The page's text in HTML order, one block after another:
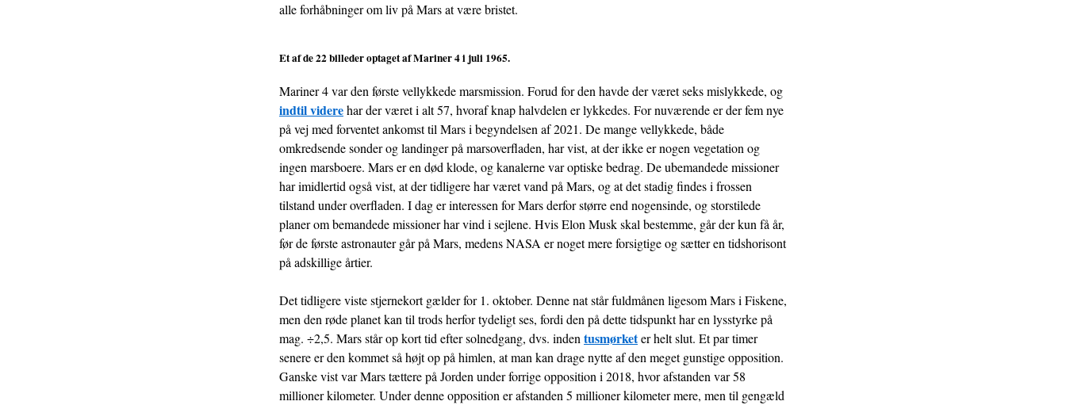
alle forhåbninger om liv på Mars at være bristet.
Et af de 22 billeder optaget af Mariner 4 i juli 1965.
Mariner 4 var den første vellykkede marsmission. Forud for den havde der været seks mislykkede, og
indtil viderehar der været i alt 57, hvoraf knap halvdelen er lykkedes. For nuværende er der fem nye
på vej med forventet ankomst til Mars i begyndelsen af 2021. De mange vellykkede, både
omkredsende sonder og landinger på marsoverfladen, har vist, at der ikke er nogen vegetation og
ingen marsboere. Mars er en død klode, og kanalerne var optiske bedrag. De ubemandede missioner
har imidlertid også vist, at der tidligere har været vand på Mars, og at det stadig findes i frossen
tilstand under overfladen. I dag er interessen for Mars derfor større end nogensinde, og storstilede
planer om bemandede missioner har vind i sejlene. Hvis Elon Musk skal bestemme, går der kun få år,
før de første astronauter går på Mars, medens NASA er noget mere forsigtige og sætter en tidshorisont
på adskillige årtier.
Det tidligere viste stjernekort gælder for 1. oktober. Denne nat står fuldmånen ligesom Mars i Fiskene,
men den røde planet kan til trods herfor tydeligt ses, fordi den på dette tidspunkt har en lysstyrke på
mag. ÷2,5. Mars står op kort tid efter solnedgang, dvs. inden tusmørketer helt slut. Et par timer
senere er den kommet så højt op på himlen, at man kan drage nytte af den meget gunstige opposition.
Ganske vist var Mars tættere på Jorden under forrige opposition i 2018, hvor afstanden var 58
millioner kilometer. Under denne opposition er afstanden 5 millioner kilometer mere, men til gengæld